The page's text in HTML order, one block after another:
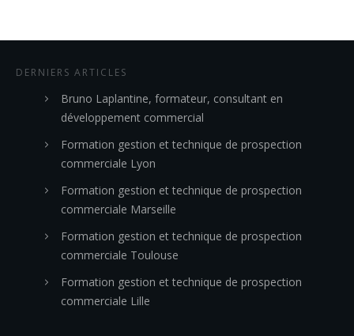
DERNIERS ARTICLES
Bruno Laplantine, formateur, consultant en
développement commercial
Formation gestion et technique de prospection
commerciale Lyon
Formation gestion et technique de prospection
commerciale Marseille
Formation gestion et technique de prospection
commerciale Toulouse
Formation gestion et technique de prospection
commerciale Lille